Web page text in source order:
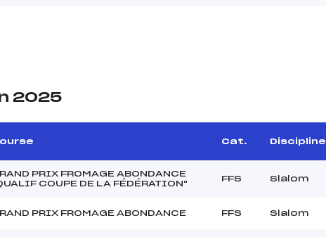
2025
Cat. Discipline
PRIX FROMAGE ABONDANCE
COUPE DE LA FÉDÉRATION"
FFS Slalom
PRIX FROMAGE ABONDANCE FFS Slalom